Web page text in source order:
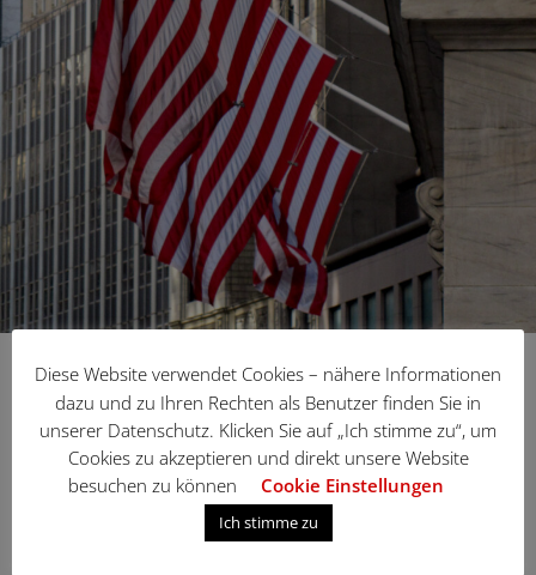
Corona Hotspot USA
Diese Website verwendet Cookies – nähere Informationen
dazu und zu Ihren Rechten als Benutzer finden Sie in
unserer Datenschutz. Klicken Sie auf „Ich stimme zu“, um
Cookies zu akzeptieren und direkt unsere Website
besuchen zu können
Cookie Einstellungen
Ich stimme zu